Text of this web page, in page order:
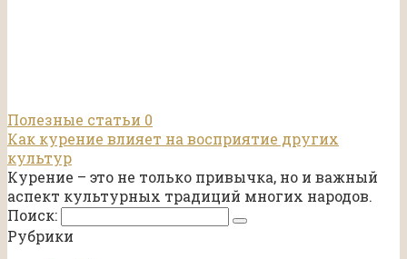
Полезные статьи 0
Как курение влияет на восприятие других
культур
Курение – это не только привычка, но и важный
аспект культурных традиций многих народов.
Поиск:
Рубрики